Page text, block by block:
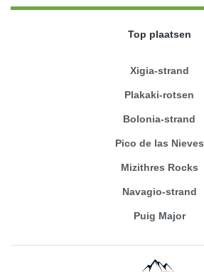
Top plaatsen
Xigia-strand
Plakaki-rotsen
Bolonia-strand
Pico de las Nieves
Mizithres Rocks
Navagio-strand
Puig Major